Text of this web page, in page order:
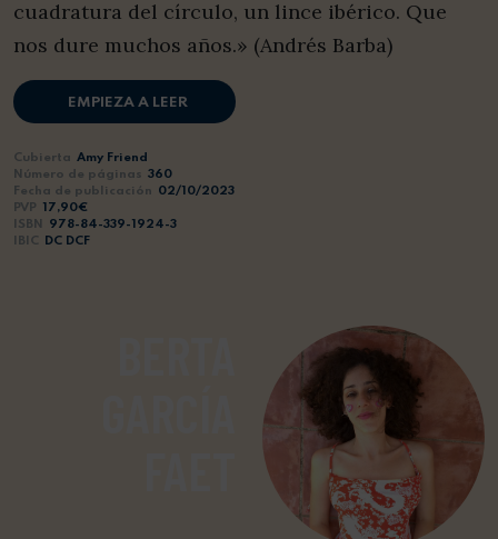
cuadratura del círculo, un lince ibérico. Que
nos dure muchos años.» (Andrés Barba)
EMPIEZA A LEER
Cubierta Amy Friend
Número de páginas 360
Fecha de publicación 02/10/2023
PVP
17,90€
ISBN
978-84-339-1924-3
IBIC
DC DCF